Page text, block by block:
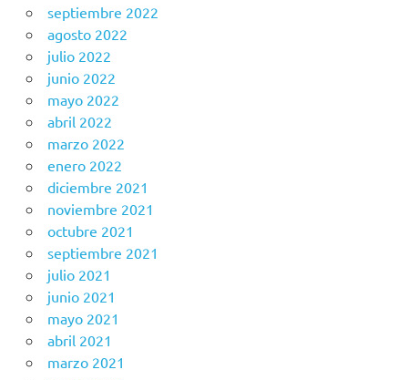
septiembre 2022
agosto 2022
julio 2022
junio 2022
mayo 2022
abril 2022
marzo 2022
enero 2022
diciembre 2021
noviembre 2021
octubre 2021
septiembre 2021
julio 2021
junio 2021
mayo 2021
abril 2021
marzo 2021